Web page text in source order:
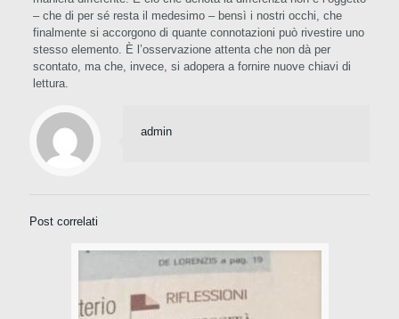
– che di per sé resta il medesimo – bensì i nostri occhi, che
finalmente si accorgono di quante connotazioni può rivestire uno
stesso elemento. È l’osservazione attenta che non dà per
scontato, ma che, invece, si adopera a fornire nuove chiavi di
lettura.
admin
Post correlati